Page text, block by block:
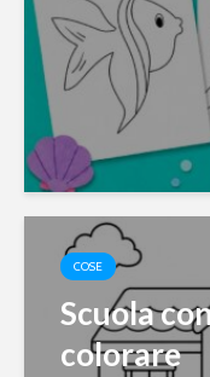
COSE
Scuola
colorare